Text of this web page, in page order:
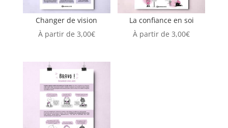
Changer de vision
À partir de 3,00€
La confiance en soi
À partir de3,00€